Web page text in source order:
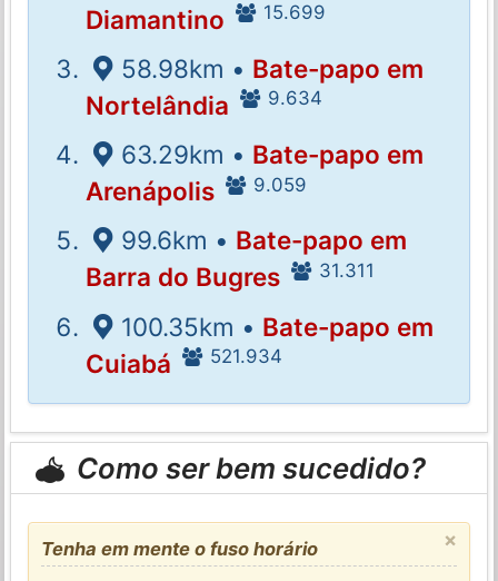
Diamantino
15.699
58.98km • Bate-papo em
Nortelândia
9.634
63.29km • Bate-papo em
Arenápolis
9.059
99.6km • Bate-papo em
Barra do Bugres
31.311
100.35km • Bate-papo em
Cuiabá
521.934
Como ser bem sucedido?
×
Tenha em mente o fuso horário